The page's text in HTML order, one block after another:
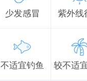
少发感冒 紫外线
不适宜钓鱼 较不适